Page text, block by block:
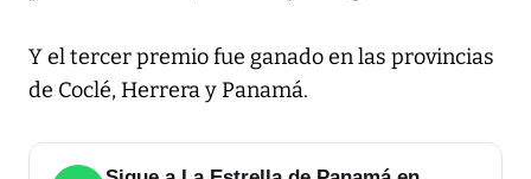
Y el tercer premio fue ganado en las provincias
de Coclé, Herrera y Panamá.